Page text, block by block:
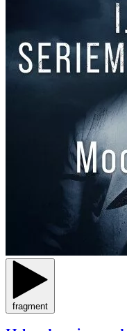
fragment